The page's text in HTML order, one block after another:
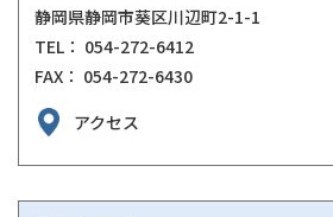
静岡県静岡市葵区川辺町2-1-1
TEL： 054-272-6412
FAX： 054-272-6430
アクセス